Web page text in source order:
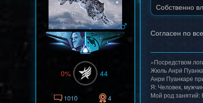
0% 44
1010 4
Собственно
Согласен по
«Посредством
Жюль Анри́
Анри Пуанкаре
Я: Человек,
Мой род занятий: